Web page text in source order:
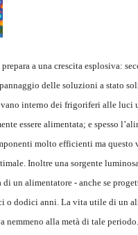
a una crescita esplosiva:
delle soluzioni a stato
interno dei frigoriferi alle
essere alimentata; e spesso
molto efficienti ma questo
Inoltre una sorgente
un alimentatore - anche se
o dodici anni. La vita utile di un
nemmeno alla metà di tale